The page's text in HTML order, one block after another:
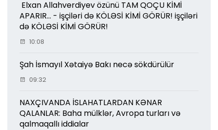
Elxan Allahverdiyev özünü TAM QOÇU KİMİ
APARIR... - işçiləri də KÖLƏSİ KİMİ GÖRÜR! işçiləri
də KÖLƏSİ KİMİ GÖRÜR!
10:08
Şah İsmayıl Xətaiyə Bakı necə sökdürülür
09:32
NAXÇIVANDA İSLAHATLARDAN KƏNAR
QALANLAR: Baha mülklər, Avropa turları və
qalmaqallı iddialar